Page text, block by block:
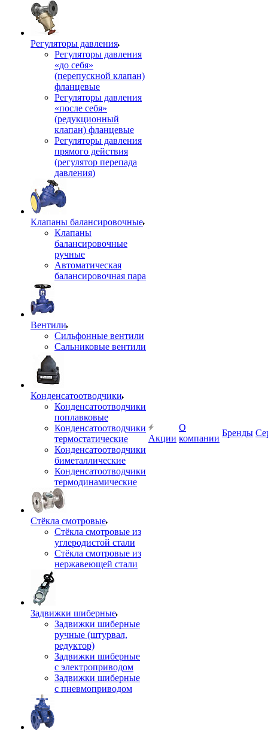
Регуляторы давления
Регуляторы давления
«до себя»
(перепускной клапан)
фланцевые
Регуляторы давления
«после себя»
(редукционный
клапан) фланцевые
Регуляторы давления
прямого действия
(регулятор перепада
давления)
Клапаны балансировочные
Клапаны
балансировочные
ручные
Автоматическая
балансировочная пара
Вентили
Сильфонные вентили
Сальниковые вентили
Конденсатоотводчики
Конденсатоотводчики
поплавковые
Конденсатоотводчики
термостатические
Конденсатоотводчики
биметаллические
Конденсатоотводчики
термодинамические
Стёкла смотровые
Стёкла смотровые из
углеродистой стали
Стёкла смотровые из
нержавеющей стали
Задвижки шиберные
Задвижки шиберные
ручные (штурвал,
редуктор)
Задвижки шиберные
с электроприводом
Задвижки шиберные
с пневмоприводом
Акции
О
компании
Бренды